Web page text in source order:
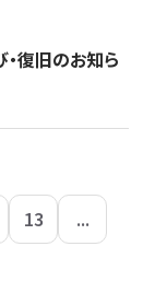
復旧のお知ら
13
...